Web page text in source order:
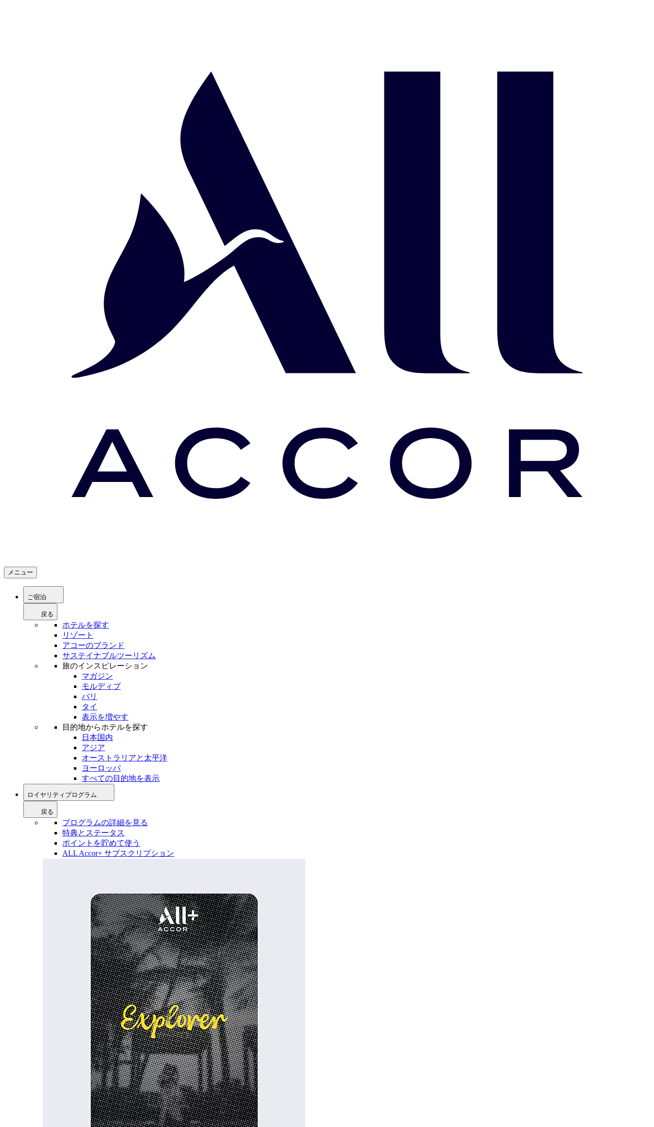
メニュー
ご宿泊
戻る
ホテルを探す
リゾート
アコーのブランド
サステイナブルツーリズム
旅のインスピレーション
マガジン
モルディブ
バリ
タイ
表示を増やす
目的地からホテルを探す
日本国内
アジア
オーストラリアと太平洋
ヨーロッパ
すべての目的地を表示
ロイヤリティプログラム
戻る
プログラムの詳細を見る
特典とステータス
ポイントを貯めて使う
ALL Accor+ サブスクリプション